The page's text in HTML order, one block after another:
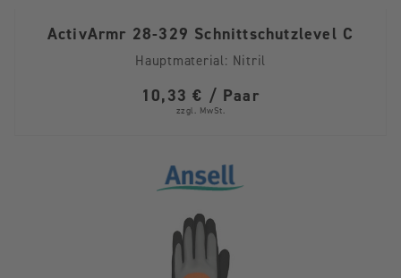
ActivArmr 28-329 Schnittschutzlevel C
Hauptmaterial: Nitril
10,33 € / Paar
zzgl. MwSt.